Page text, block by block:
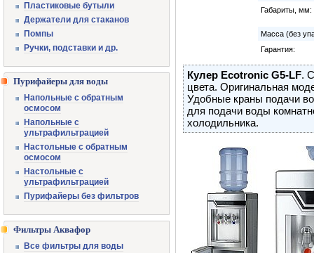
Габариты, мм:
Масса (без
Гарантия:
Кулер Ecotronic G5-LF.
цвета. Оригинальная
Удобные краны подачи
для подачи воды
холодильника.
Пластиковые бутыли
Держатели для стаканов
Помпы
Ручки, подставки и др.
Пурифайеры для воды
Напольные с обратным
осмосом
Напольные с
ультрафильтрацией
Настольные с обратным
осмосом
Настольные с
ультрафильтрацией
Пурифайеры без фильтров
Фильтры Аквафор
Все фильтры для воды